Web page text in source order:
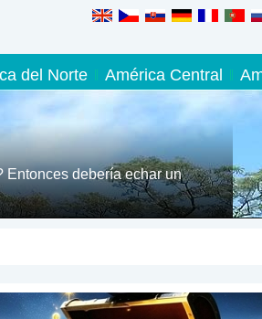
del Norte América Central
Entonces debería echar un